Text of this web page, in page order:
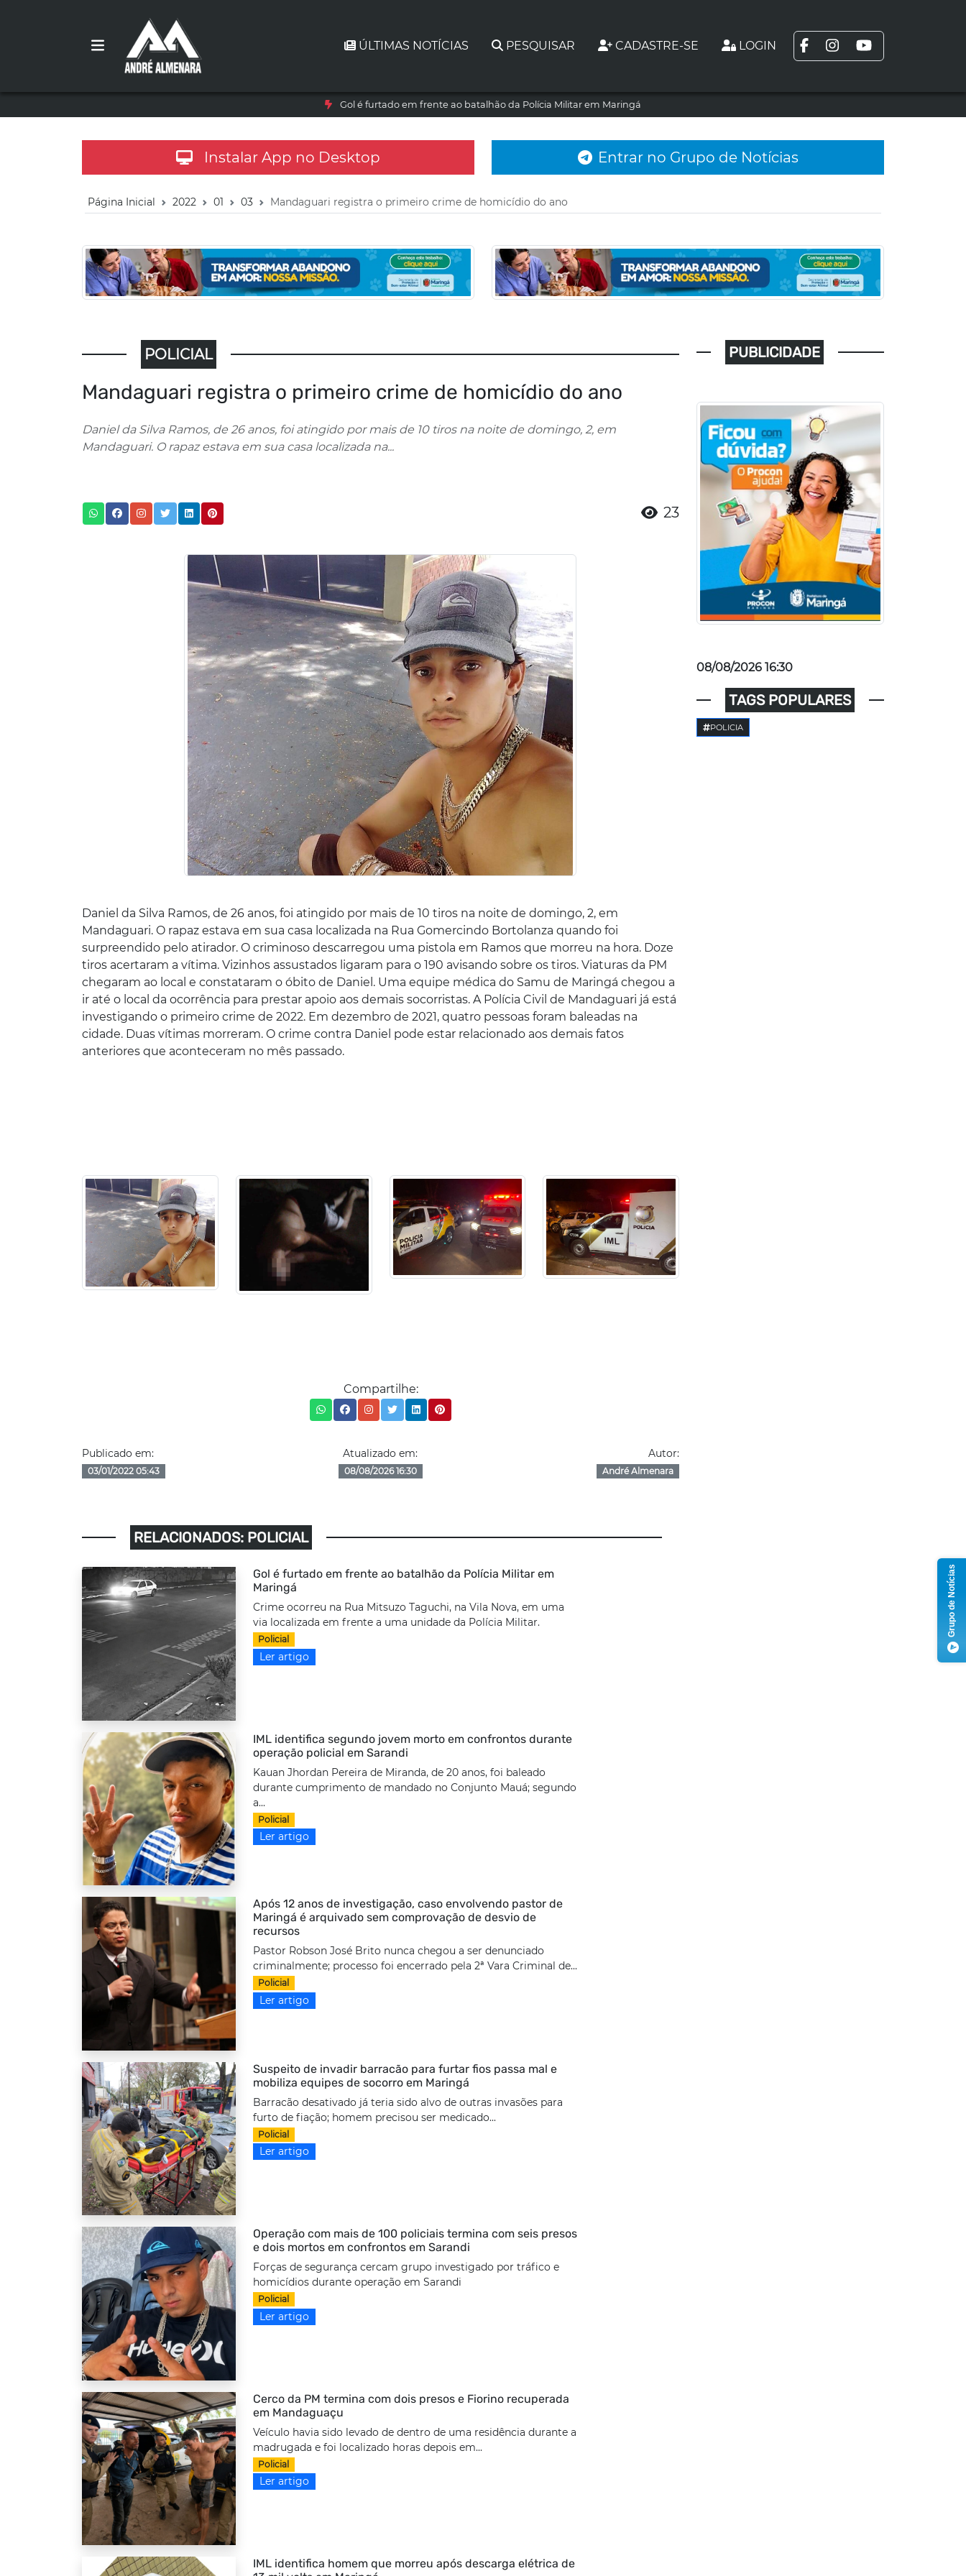
ÚLTIMAS NOTÍCIAS PESQUISAR CADASTRE-SE LOGIN
Gol é furtado em frente ao batalhão da Polícia Militar em Maringá
Instalar App no Desktop Entrar no Grupo de Notícias
Página Inicial 2022 01 03 Mandaguari registra o primeiro crime de homicídio do ano
POLICIAL
Mandaguari registra o primeiro crime de homicídio do ano
Daniel da Silva Ramos, de 26 anos, foi atingido por mais de 10 tiros na noite de domingo, 2, em
Mandaguari. O rapaz estava em sua casa localizada na...
23
Daniel da Silva Ramos, de 26 anos, foi atingido por mais de 10 tiros na noite de domingo, 2, em
Mandaguari. O rapaz estava em sua casa localizada na Rua Gomercindo Bortolanza quando foi
surpreendido pelo atirador. O criminoso descarregou uma pistola em Ramos que morreu na hora. Doze
tiros acertaram a vítima. Vizinhos assustados ligaram para o 190 avisando sobre os tiros. Viaturas da PM
chegaram ao local e constataram o óbito de Daniel. Uma equipe médica do Samu de Maringá chegou a
ir até o local da ocorrência para prestar apoio aos demais socorristas. A Polícia Civil de Mandaguari já está
investigando o primeiro crime de 2022. Em dezembro de 2021, quatro pessoas foram baleadas na
cidade. Duas vítimas morreram. O crime contra Daniel pode estar relacionado aos demais fatos
anteriores que aconteceram no mês passado.
Compartilhe:
Publicado em:
03/01/2022 05:43
Atualizado em:
08/08/2026 16:30
Autor:
André Almenara
RELACIONADOS: POLICIAL
Gol é furtado em frente ao batalhão da Polícia Militar em
Maringá
Crime ocorreu na Rua Mitsuzo Taguchi, na Vila Nova, em uma
via localizada em frente a uma unidade da Polícia Militar.
Policial
Ler artigo
IML identifica segundo jovem morto em confrontos durante
operação policial em Sarandi
Kauan Jhordan Pereira de Miranda, de 20 anos, foi baleado
durante cumprimento de mandado no Conjunto Mauá; segundo
a...
Policial
Ler artigo
Após 12 anos de investigação, caso envolvendo pastor de
Maringá é arquivado sem comprovação de desvio de
recursos
Pastor Robson José Brito nunca chegou a ser denunciado
criminalmente; processo foi encerrado pela 2ª Vara Criminal de...
Policial
Ler artigo
Suspeito de invadir barracão para furtar fios passa mal e
mobiliza equipes de socorro em Maringá
Barracão desativado já teria sido alvo de outras invasões para
furto de fiação; homem precisou ser medicado...
Policial
Ler artigo
Operação com mais de 100 policiais termina com seis presos
e dois mortos em confrontos em Sarandi
Forças de segurança cercam grupo investigado por tráfico e
homicídios durante operação em Sarandi
Policial
Ler artigo
Cerco da PM termina com dois presos e Fiorino recuperada
em Mandaguaçu
Veículo havia sido levado de dentro de uma residência durante a
madrugada e foi localizado horas depois em...
Policial
Ler artigo
IML identifica homem que morreu após descarga elétrica de
PUBLICIDADE
08/08/2026 16:30
TAGS POPULARES
POLICIA
Grupo de Notícias